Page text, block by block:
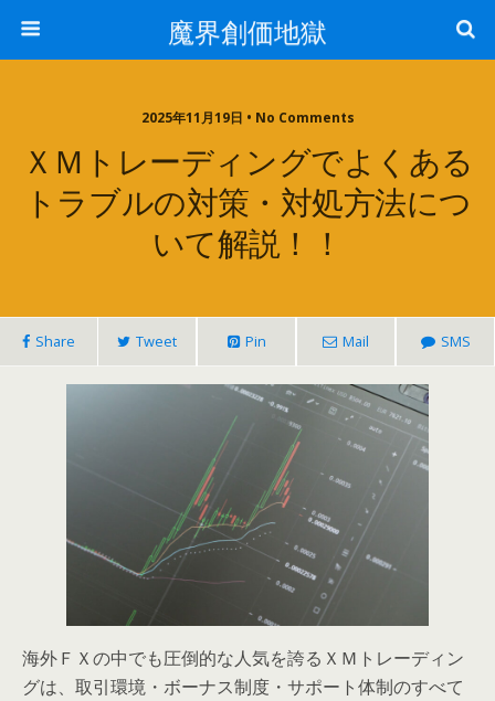
魔界創価地獄
2025年11月19日 • No Comments
ＸＭトレーディングでよくある
トラブルの対策・対処方法につ
いて解説！！
Share Tweet Pin Mail SMS
海外ＦＸの中でも圧倒的な人気を誇るＸＭトレーディン
グは、取引環境・ボーナス制度・サポート体制のすべて